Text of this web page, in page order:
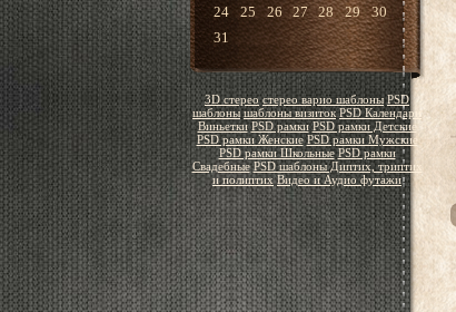
24
25 26 27 28 29
30
31
3D стерео стерео варио шаблоны PSD
шаблоны шаблоны визиток PSD Календари
Виньетки PSD рамки PSD рамки Детские
PSD рамки Женские PSD рамки Мужские
PSD рамки Школьные PSD рамки
Свадебные PSD шаблоны Диптих, триптих
и полиптих Видео и Аудио футажи